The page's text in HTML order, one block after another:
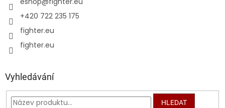
+420 722 235 175
fighter.eu
fighter.eu
Vyhledávání
HLEDAT